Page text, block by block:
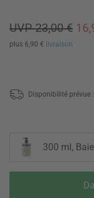
UVP 23,00 €
plus 6,90 € livraison
Disponibilité prévue :
300 ml,